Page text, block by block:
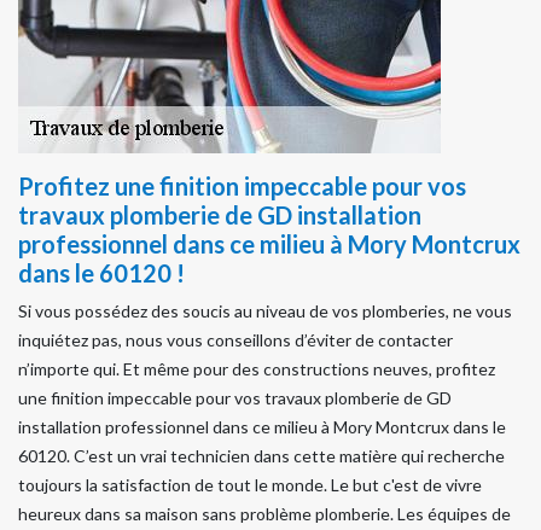
Profitez une finition impeccable pour vos
travaux plomberie de GD installation
professionnel dans ce milieu à Mory Montcrux
dans le 60120 !
Si vous possédez des soucis au niveau de vos plomberies, ne vous
inquiétez pas, nous vous conseillons d’éviter de contacter
n’importe qui. Et même pour des constructions neuves, profitez
une finition impeccable pour vos travaux plomberie de GD
installation professionnel dans ce milieu à Mory Montcrux dans le
60120. C’est un vrai technicien dans cette matière qui recherche
toujours la satisfaction de tout le monde. Le but c'est de vivre
heureux dans sa maison sans problème plomberie. Les équipes de